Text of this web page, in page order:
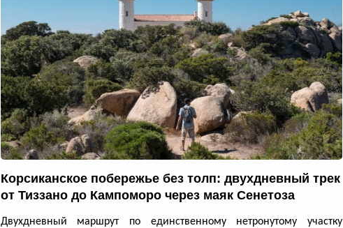
Корсиканское побережье без толп: двухдневный трек
от Тиззано до Кампоморо через маяк Сенетоза
Двухдневный маршрут по единственному нетронутому участку